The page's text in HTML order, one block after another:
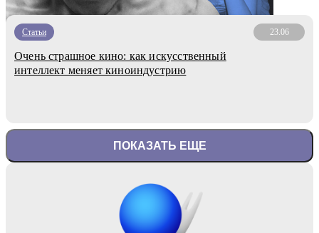
Статьи 23.06
Очень страшное кино: как искусственный
интеллект меняет киноиндустрию
ПОКАЗАТЬ ЕЩЕ